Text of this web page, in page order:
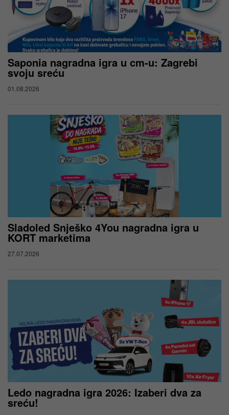
Saponia nagradna igra u cm-u: Zagrebi
svoju sreću
01.08.2026
Sladoled Snješko 4You nagradna igra u
KORT marketima
27.07.2026
Ledo nagradna igra 2026: Izaberi dva za
sreću!